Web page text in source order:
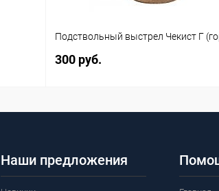
Подствольный выстрел Чекист Г
300 руб.
Наши предложения